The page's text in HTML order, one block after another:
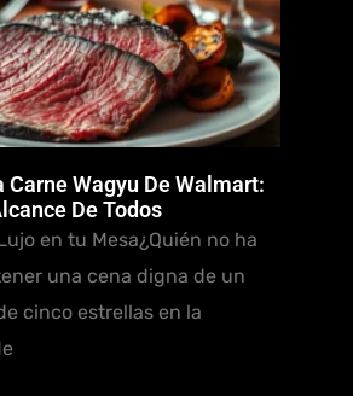
Carne Wagyu De Walmart:
De Todos
en tu Mesa¿Quién no ha
una cena digna de un
cinco estrellas en la